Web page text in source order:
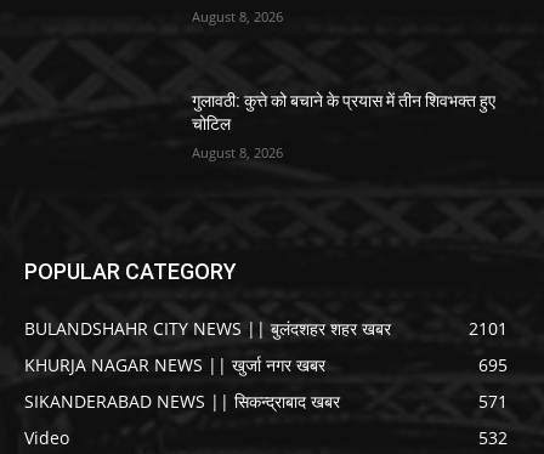
August 8, 2026
गुलावठी: कुत्ते को बचाने के प्रयास में तीन शिवभक्त हुए
चोटिल
August 8, 2026
POPULAR CATEGORY
BULANDSHAHR CITY NEWS || बुलंदशहर शहर खबर
2101
KHURJA NAGAR NEWS || खुर्जा नगर खबर
695
SIKANDERABAD NEWS || सिकन्द्राबाद खबर
571
Video
532